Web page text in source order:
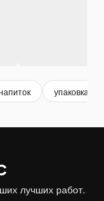
упаковка
лучших работ.